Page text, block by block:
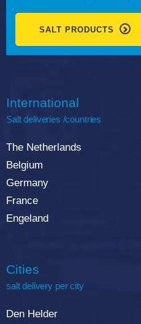
SALT PRODUCTS
International
Salt deliveries /countries
The Netherlands
Belgium
Germany
France
Engeland
Cities
salt delivery per city
Den Helder